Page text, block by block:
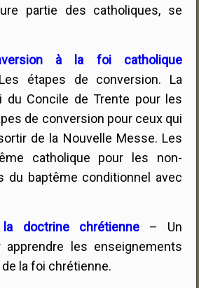
partie des catholiques, se
à la foi catholique
étapes de conversion. La
du Concile de Trente pour les
de conversion pour ceux qui
de la Nouvelle Messe. Les
catholique pour les non-
du baptême conditionnel avec
doctrine chrétienne– Un
les enseignements
la foi chrétienne.